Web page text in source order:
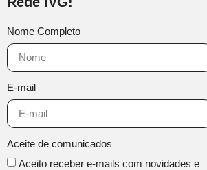
Nome Completo
E-mail
Aceite de comunicados
Aceito receber e-mails com novidades e